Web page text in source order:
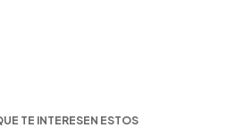
TE INTERESEN ESTOS